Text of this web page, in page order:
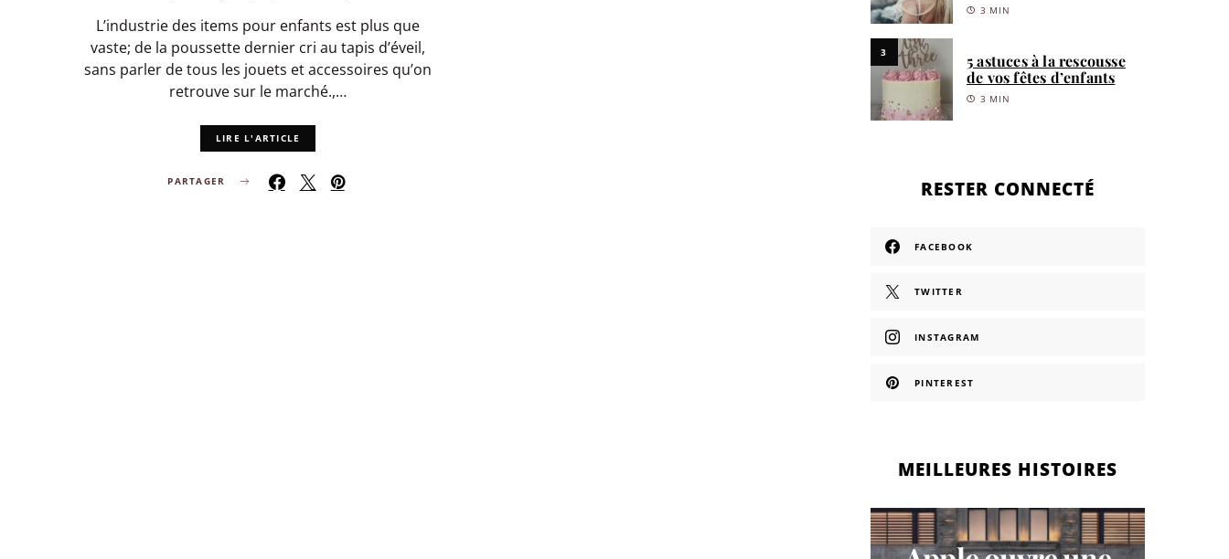
L’industrie des items pour enfants est plus que
vaste; de la poussette dernier cri au tapis d’éveil,
sans parler de tous les jouets et accessoires qu’on
retrouve sur le marché.,…
LIRE L'ARTICLE
PARTAGER
3 MIN
3
5 astuces à la rescousse
de vos fêtes d’enfants
3 MIN
RESTER CONNECTÉ
FACEBOOK
TWITTER
INSTAGRAM
PINTEREST
MEILLEURES HISTOIRES